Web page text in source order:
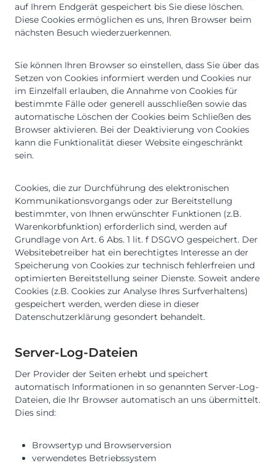
auf Ihrem Endgerät gespeichert bis Sie diese löschen.
Diese Cookies ermöglichen es uns, Ihren Browser beim
nächsten Besuch wiederzuerkennen.
Sie können Ihren Browser so einstellen, dass Sie über das
Setzen von Cookies informiert werden und Cookies nur
im Einzelfall erlauben, die Annahme von Cookies für
bestimmte Fälle oder generell ausschließen sowie das
automatische Löschen der Cookies beim Schließen des
Browser aktivieren. Bei der Deaktivierung von Cookies
kann die Funktionalität dieser Website eingeschränkt
sein.
Cookies, die zur Durchführung des elektronischen
Kommunikationsvorgangs oder zur Bereitstellung
bestimmter, von Ihnen erwünschter Funktionen (z.B.
Warenkorbfunktion) erforderlich sind, werden auf
Grundlage von Art. 6 Abs. 1 lit. f DSGVO gespeichert. Der
Websitebetreiber hat ein berechtigtes Interesse an der
Speicherung von Cookies zur technisch fehlerfreien und
optimierten Bereitstellung seiner Dienste. Soweit andere
Cookies (z.B. Cookies zur Analyse Ihres Surfverhaltens)
gespeichert werden, werden diese in dieser
Datenschutzerklärung gesondert behandelt.
Server-Log-Dateien
Der Provider der Seiten erhebt und speichert
automatisch Informationen in so genannten Server-Log-
Dateien, die Ihr Browser automatisch an uns übermittelt.
Dies sind:
Browsertyp und Browserversion
verwendetes Betriebssystem